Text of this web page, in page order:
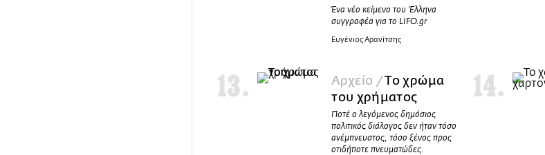
Ένα νέο κείμενο του Έλληνα
συγγραφέα για το LIFO.gr
Ευγένιος Αρανίτσης
Αρχείο /Το χρώμα
του χρήματος
Ποτέ ο λεγόμενος δημόσιος
πολιτικός διάλογος δεν ήταν τόσο
ανέμπνευστος, τόσο ξένος προς
οτιδήποτε πνευματώδες.